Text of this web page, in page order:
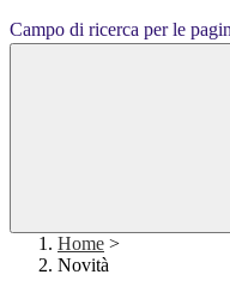
Campo di ricerca per le
Home >
Novità